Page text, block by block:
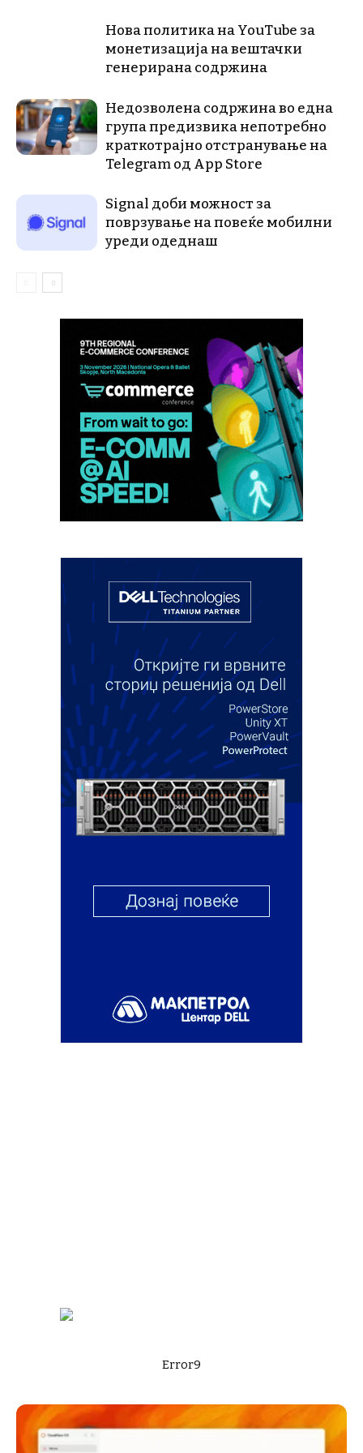
Нова политика на YouTube за
монетизација на вештачки
генерирана содржина
Недозволена содржина во една
група предизвика непотребно
краткотрајно отстранување на
Telegram од App Store
Signal доби можност за
поврзување на повеќе мобилни
уреди одеднаш
Error9